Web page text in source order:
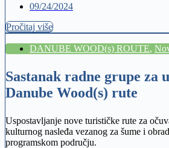
09/24/2024
Pročitaj više
DANUBE WOOD(s) ROUTE,
Sastanak radne grupe za
Danube Wood(s) rute
Uspostavljanje nove turističke rute za
kulturnog nasleđa vezanog za šume i
programskom području.